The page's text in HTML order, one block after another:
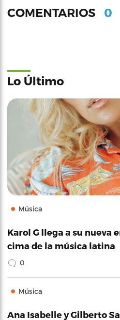
COMENTARIOS 0
Lo Último
Música
Karol G llega a su nueva
cima de la música latina
0
Música
Ana Isabelle y Gilberto